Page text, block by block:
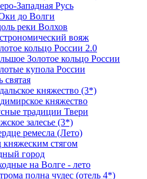
Западная Русь
до Волги
реки Волхов
вояж
кольцо России 2.0
Золотое кольцо России
купола России
святая
княжество (3*)
княжество
традиции Твери
залесье (3*)
ремесла (Лето)
стягом
город
на Волге - лето
полна чудес (отель 4*)